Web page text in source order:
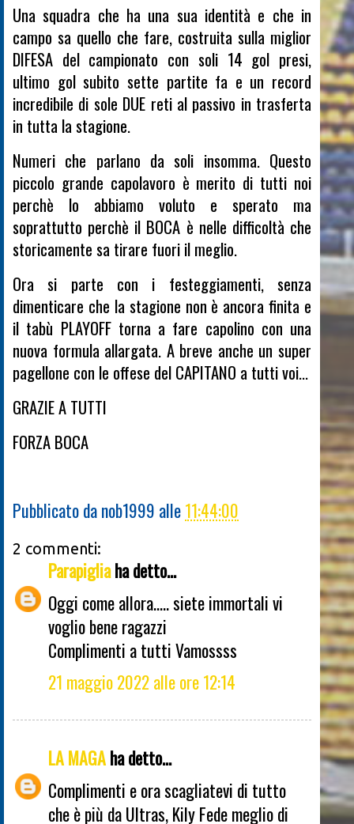
Una squadra che ha una sua identità e che in
campo sa quello che fare, costruita sulla miglior
DIFESA del campionato con soli 14 gol presi,
ultimo gol subito sette partite fa e un record
incredibile di sole DUE reti al passivo in trasferta
in tutta la stagione.
Numeri che parlano da soli insomma. Questo
piccolo grande capolavoro è merito di tutti noi
perchè lo abbiamo voluto e sperato ma
soprattutto perchè il BOCA è nelle difficoltà che
storicamente sa tirare fuori il meglio.
Ora si parte con i festeggiamenti, senza
dimenticare che la stagione non è ancora finita e
il tabù PLAYOFF torna a fare capolino con una
nuova formula allargata. A breve anche un super
pagellone con le offese del CAPITANO a tutti voi...
GRAZIE A TUTTI
FORZA BOCA
Pubblicato danob1999 alle11:44:00
2 commenti:
Parapigliaha detto...
Oggi come allora..... siete immortali vi
voglio bene ragazzi
Complimenti a tutti Vamossss
21 maggio 2022 alle ore 12:14
LA MAGAha detto...
Complimenti e ora scagliatevi di tutto
che è più da Ultras, Kily Fede meglio di